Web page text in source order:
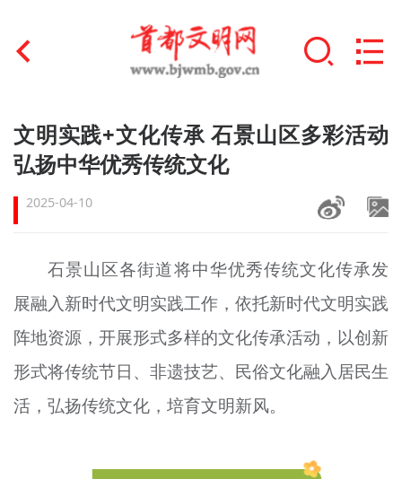
首页
文明创建
文明实践
未成年人思想道德建设
榜样人物
+
身边好人
北京宣传文化引导基金
文明实践+文化传承 石景山区多彩活动
弘扬中华优秀传统文化
2025-04-10
石景山区各街道将中华优秀传统文化传承发
展融入新时代文明实践工作，依托新时代文明实践
阵地资源，开展形式多样的文化传承活动，以创新
形式将传统节日、非遗技艺、民俗文化融入居民生
活，弘扬传统文化，培育文明新风。